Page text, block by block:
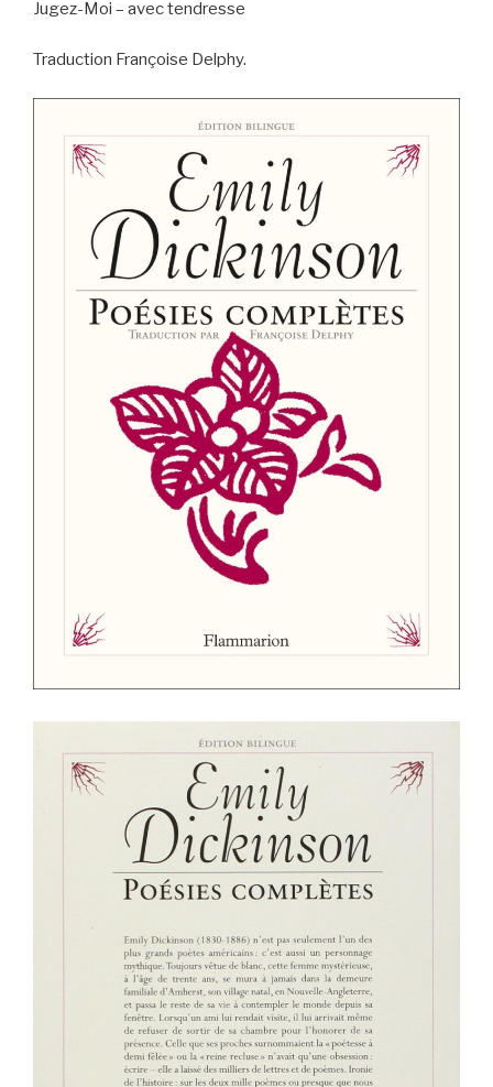
Jugez-Moi – avec tendresse
Traduction Françoise Delphy.